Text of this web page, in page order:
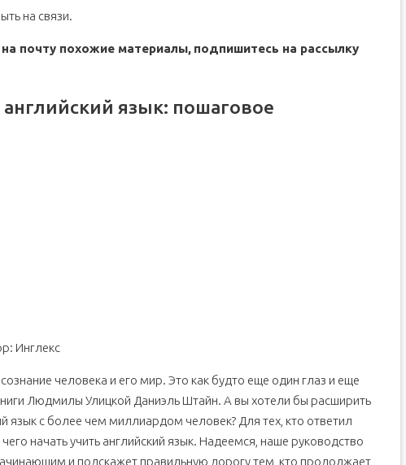
на связи.
почту похожие материалы, подпишитесь на рассылку
английский язык: пошаговое
Инглекс
человека и его мир. Это как будто еще один глаз и еще
Людмилы Улицкой Даниэль Штайн. А вы хотели бы расширить
язык с более чем миллиардом человек? Для тех, кто ответил
начать учить английский язык. Надеемся, наше руководство
и подскажет правильную дорогу тем, кто продолжает